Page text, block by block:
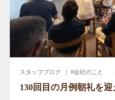
スタッフブログ ｜ #会社のこと
130回目の月例朝礼を迎